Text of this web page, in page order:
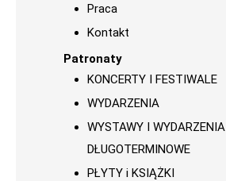
Praca
Kontakt
Patronaty
KONCERTY I FESTIWALE
WYDARZENIA
WYSTAWY I WYDARZENIA
DŁUGOTERMINOWE
PŁYTY i KSIĄŻKI